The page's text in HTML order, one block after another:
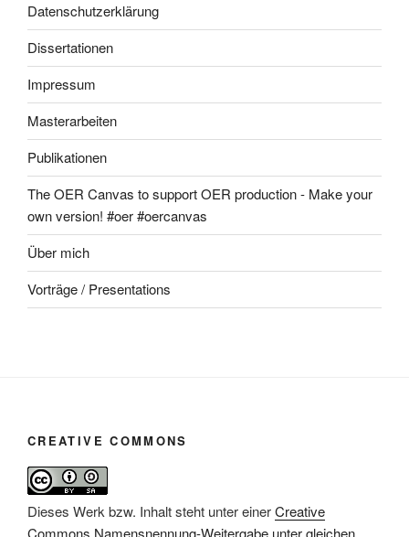
Datenschutzerklärung
Dissertationen
Impressum
Masterarbeiten
Publikationen
The OER Canvas to support OER production - Make your
own version! #oer #oercanvas
Über mich
Vorträge / Presentations
CREATIVE COMMONS
Dieses Werk bzw. Inhalt steht unter einerCreative
Commons Namensnennung-Weitergabe unter gleichen